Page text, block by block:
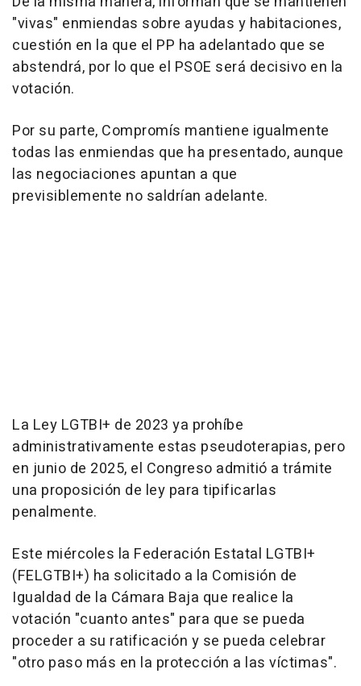
"vivas" enmiendas sobre ayudas y habitaciones,
cuestión en la que el PP ha adelantado que se
abstendrá, por lo que el PSOE será decisivo en la
votación.
Por su parte, Compromís mantiene igualmente
todas las enmiendas que ha presentado, aunque
las negociaciones apuntan a que
previsiblemente no saldrían adelante.
La Ley LGTBI+ de 2023 ya prohíbe
administrativamente estas pseudoterapias, pero
en junio de 2025, el Congreso admitió a trámite
una proposición de ley para tipificarlas
penalmente.
Este miércoles la Federación Estatal LGTBI+
(FELGTBI+) ha solicitado a la Comisión de
Igualdad de la Cámara Baja que realice la
votación "cuanto antes" para que se pueda
proceder a su ratificación y se pueda celebrar
"otro paso más en la protección a las víctimas".